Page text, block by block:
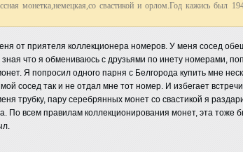
монетка,немецкая,со свастикой и орлом.Год кажись был
от приятеля коллекционера номеров. У меня сосед
зная что я обмениваюсь с друзьями по инету номерами,
Я попросил одного парня с Белгорода купить мне
сосед так и не отдал мне тот номер. И избегает
трубку, пару серебрянных монет со свастикой я
По всем правилам коллекционирования монет, эта тоже